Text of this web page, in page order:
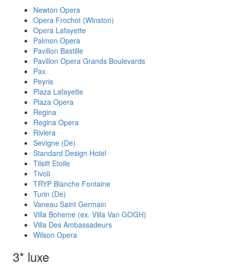
Newton Opera
Opera Frochot (Winston)
Opera Lafayette
Palmon Opera
Pavillon Bastille
Pavillon Opera Grands Boulevards
Pax
Peyris
Plaza Lafayette
Plaza Opera
Regina
Regina Opera
Riviera
Sevigne (De)
Standard Design Hotel
Tilsitt Etoile
Tivoli
TRYP Blanche Fontaine
Turin (De)
Vaneau Saint Germain
Villa Boheme (ex. Villa Van GOGH)
Villa Des Ambassadeurs
Wilson Opera
3* luxe